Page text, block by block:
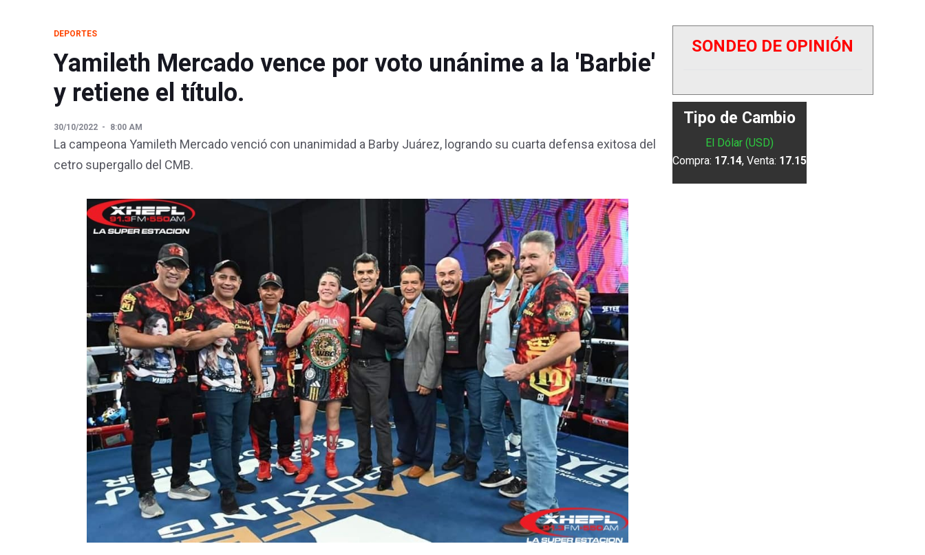
DEPORTES
Yamileth Mercado vence por voto unánime a la 'Barbie'
y retiene el título.
30/10/2022 8:00 AM
La campeona Yamileth Mercado venció con unanimidad a Barby Juárez, logrando su cuarta defensa exitosa del
cetro supergallo del CMB.
SONDEO DE OPINIÓN
Tipo de Cambio
El Dólar (USD)
Compra: 17.14, Venta: 17.15